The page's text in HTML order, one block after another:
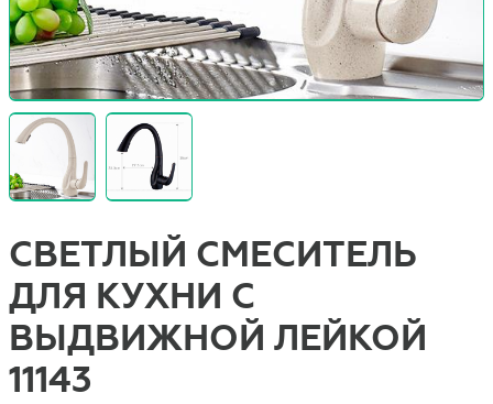
СВЕТЛЫЙ СМЕСИТЕЛЬ
ДЛЯ КУХНИ С
ВЫДВИЖНОЙ ЛЕЙКОЙ
11143